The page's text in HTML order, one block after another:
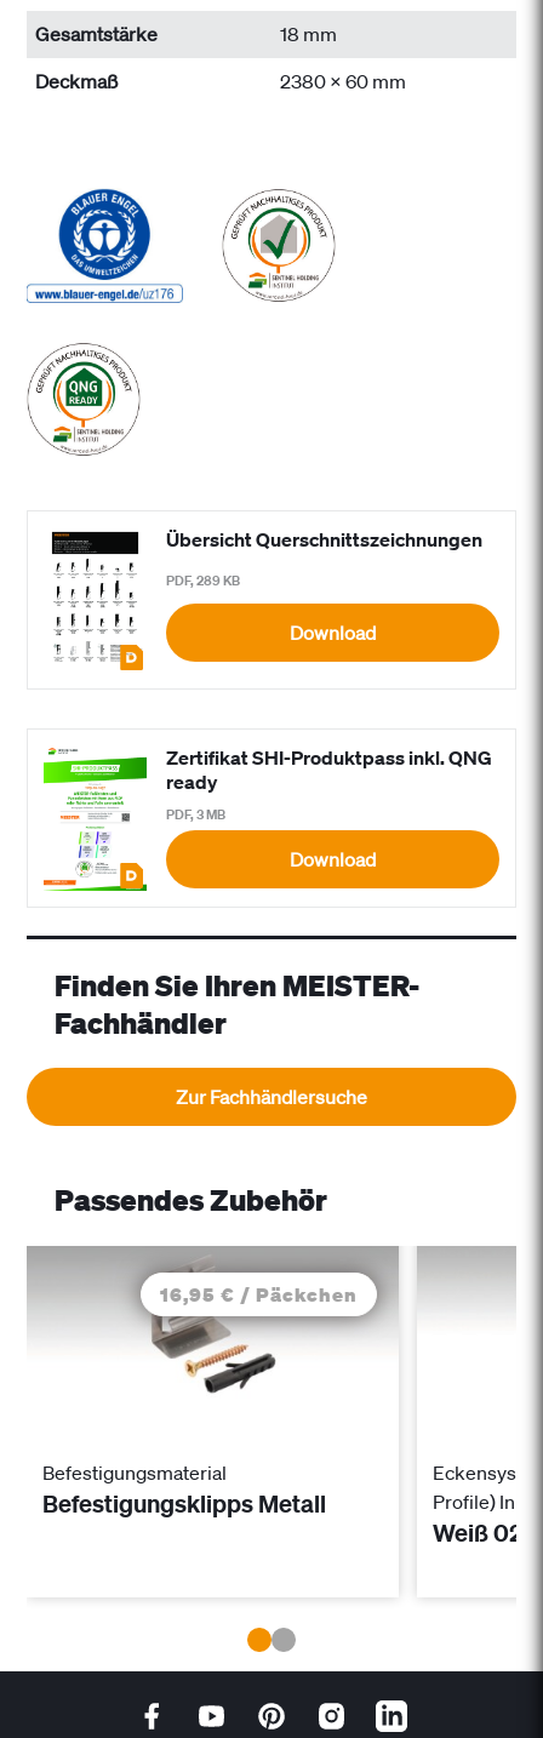
Gesamtstärke
18 mm
Deckmaß
2380 x 60 mm
Übersicht Querschnittszeichnungen
PDF, 289 KB
Download
Zertifikat SHI-Produktpass inkl. QNG
ready
PDF, 3 MB
Download
Finden Sie Ihren MEISTER-
Fachhändler
Zur Fachhändlersuche
Passendes Zubehör
16,95 € / Päckchen
Befestigungsmaterial
Befestigungsklipps Metall
Profile)
Weiß